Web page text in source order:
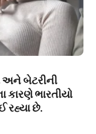
અને બેટરીની
ભારતીયો
રહ્યા છે.